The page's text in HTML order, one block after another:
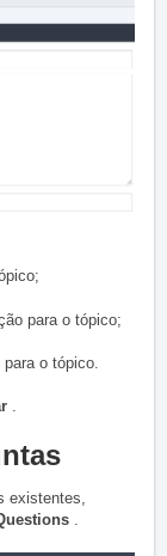
para o tópico;
o tópico.
.
existentes,
.